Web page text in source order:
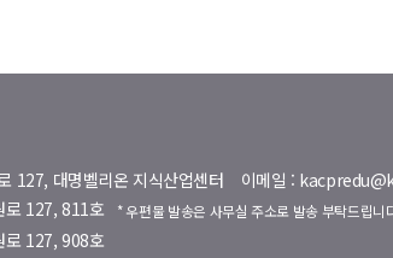
127, 대명벨리온 지식산업센터 이메일 :
로 127, 811호
* 우편물 발송은 사무실 주소로 발송 부탁드립니
로 127, 908호